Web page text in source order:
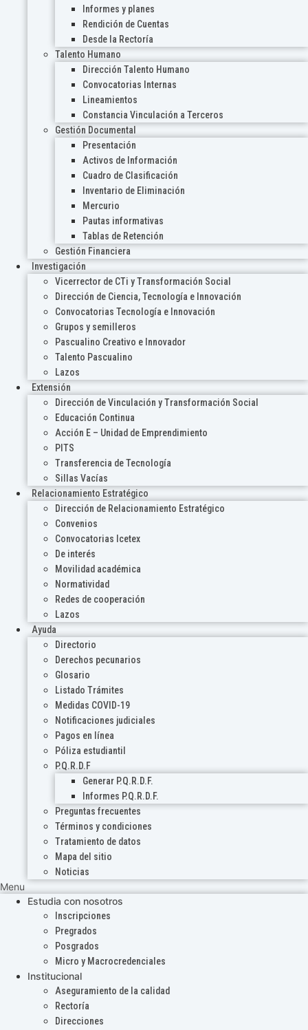
Informes y planes
Rendición de Cuentas
Desde la Rectoría
Talento Humano
Dirección Talento Humano
Convocatorias Internas
Lineamientos
Constancia Vinculación a Terceros
Gestión Documental
Presentación
Activos de Información
Cuadro de Clasificación
Inventario de Eliminación
Mercurio
Pautas informativas
Tablas de Retención
Gestión Financiera
Investigación
Vicerrector de CTi y Transformación Social
Dirección de Ciencia, Tecnología e Innovación
Convocatorias Tecnología e Innovación
Grupos y semilleros
Pascualino Creativo e Innovador
Talento Pascualino
Lazos
Extensión
Dirección de Vinculación y Transformación Social
Educación Continua
Acción E – Unidad de Emprendimiento
PITS
Transferencia de Tecnología
Sillas Vacías
Relacionamiento Estratégico
Dirección de Relacionamiento Estratégico
Convenios
Convocatorias Icetex
De interés
Movilidad académica
Normatividad
Redes de cooperación
Lazos
Ayuda
Directorio
Derechos pecunarios
Glosario
Listado Trámites
Medidas COVID-19
Notificaciones judiciales
Pagos en línea
Póliza estudiantil
P.Q.R.D.F
Generar P.Q.R.D.F.
Informes P.Q.R.D.F.
Preguntas frecuentes
Términos y condiciones
Tratamiento de datos
Mapa del sitio
Noticias
Menu
Estudia con nosotros
Inscripciones
Pregrados
Posgrados
Micro y Macrocredenciales
Institucional
Aseguramiento de la calidad
Rectoría
Direcciones